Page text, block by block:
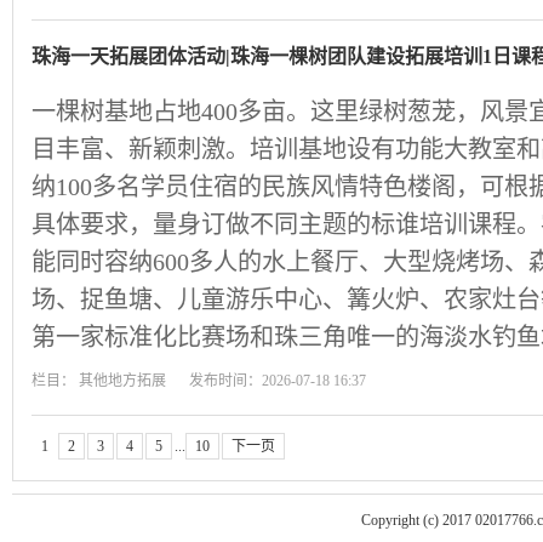
珠海一天拓展团体活动|珠海一棵树团队建设拓展培训1日课
一棵树基地占地400多亩。这里绿树葱茏，风景
目丰富、新颖刺激。培训基地设有功能大教室
纳100多名学员住宿的民族风情特色楼阁，可根
具体要求，量身订做不同主题的标谁培训课程
能同时容纳600多人的水上餐厅、大型烧烤场、
场、捉鱼塘、儿童游乐中心、篝火炉、农家灶
第一家标准化比赛场和珠三角唯一的海淡水钓
栏目： 其他地方拓展 发布时间：2026-07-18 16:37
1 2 3 4 5 ... 10 下一页
Copyright (c) 2017